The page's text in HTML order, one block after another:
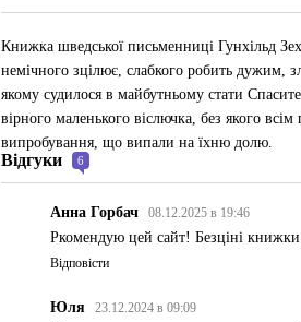
Книжка шведської письменниці Гунхільд
немічного зцілює, слабкого робить дужим,
якому судилося в майбутньому стати
вірного маленького віслючка, без якого
випробування, що випали на їхню долю.
Відгуки 6
Анна Горбач 08.12.2025 в 19:46
Ркомендую цей сайт! Безціні
Відповісти
Юля 23.12.2024 в 09:09